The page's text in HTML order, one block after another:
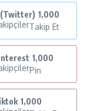
1,000
Takip Et
1,000
Pin
1,000